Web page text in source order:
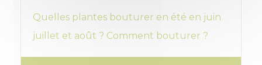
Quelles plantes bouturer en été en juin
juillet et août ? Comment bouturer ?